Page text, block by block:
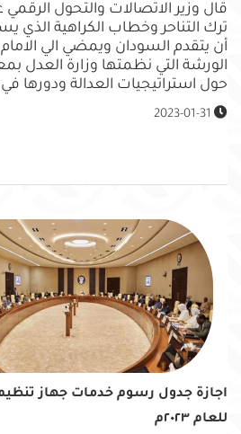
قال وزير الاتصالات والتحول
ترك التناحر وخطاب الكراهية الذي
أن يتقدم السودان ويمضي الي
الورشة التي نظمتها وزارة العدل
حول استراتيجيات العدالة ودورها
اجازة جدول رسوم خدمات جهاز تنظيم
للعام ٢٠٢٣م